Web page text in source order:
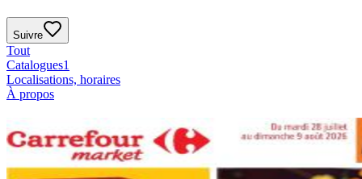
Suivre
Tout
Catalogues1
Localisations, horaires
À propos